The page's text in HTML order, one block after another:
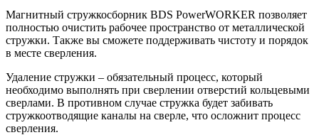
Магнитный стружкосборник BDS PowerWORKER позволяет
полностью очистить рабочее пространство от металлической
стружки. Также вы сможете поддерживать чистоту и порядок
в месте сверления.
Удаление стружки – обязательный процесс, который
необходимо выполнять при сверлении отверстий кольцевыми
сверлами. В противном случае стружка будет забивать
стружкоотводящие каналы на сверле, что осложнит процесс
сверления.